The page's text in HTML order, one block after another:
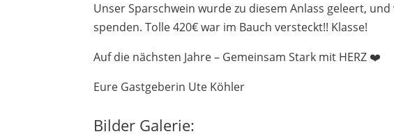
Unser Sparschwein wurde zu diesem Anlass geleert,
spenden. Tolle 420€ war im Bauch versteckt!! Klasse!
Auf die nächsten Jahre – Gemeinsam Stark mit HERZ ❤️
Eure Gastgeberin Ute Köhler
Bilder Galerie: